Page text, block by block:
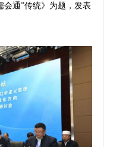
会通”传统》为题，发表